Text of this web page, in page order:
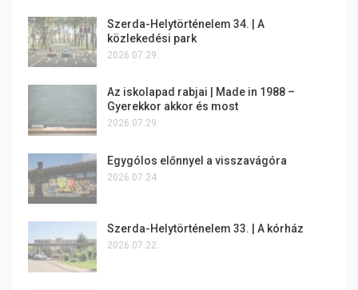
Szerda-Helytörténelem 34. | A
közlekedési park
2026.07.29.
Az iskolapad rabjai | Made in 1988 –
Gyerekkor akkor és most
2026.07.29.
Egygólos előnnyel a visszavágóra
2026.07.24.
Szerda-Helytörténelem 33. | A kórház
2026.07.22.